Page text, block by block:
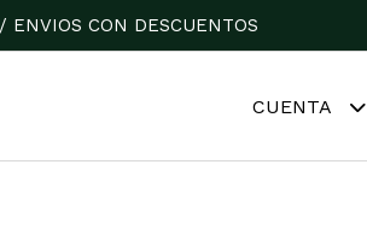
CON DESCUENTOS
CUENTA